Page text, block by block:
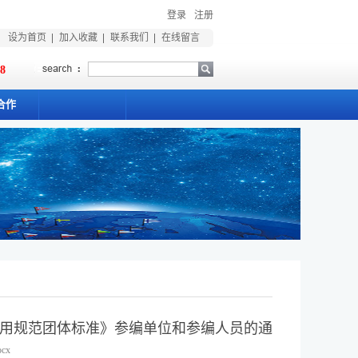
设为首页 加入收藏 联系我们 在线留言
登录 注册
作
规范团体标准》参编单位和参编人员的通